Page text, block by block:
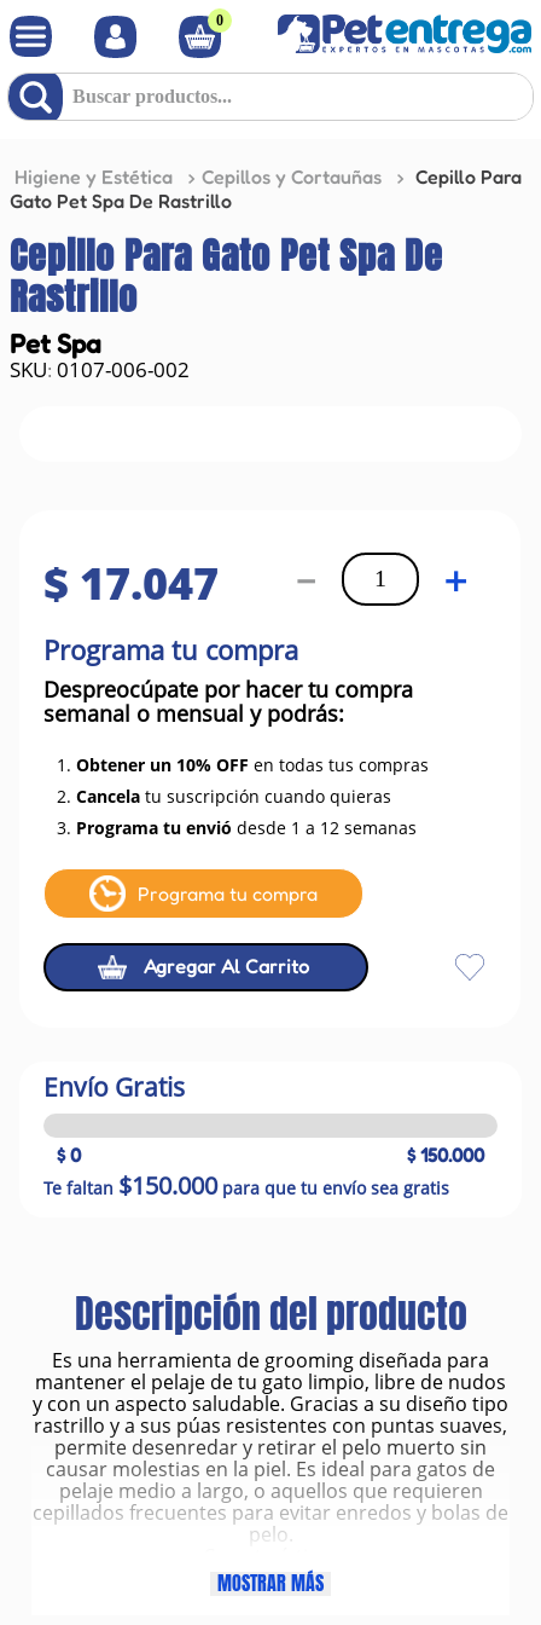
0
Buscar productos...
Higiene y Estética Cepillos y Cortauñas
Cepillo Para
Gato Pet Spa De Rastrillo
Cepillo Para Gato Pet Spa De
Rastrillo
Pet Spa
: 0107-006-002
$ 17.047 ＋
－
Programa tu compra
Despreocúpate por hacer tu compra
semanal o mensual y podrás:
1. Obtener un 10% OFF en todas tus compras
2. Cancela tu suscripción cuando quieras
3. Programa tu envió desde 1 a 12 semanas
Programa tu compra
Agregar Al Carrito
Envío Gratis
$ 0 $ 150.000
Te faltan $150.000para que tu envío sea gratis
Descripción del producto
Es una herramienta de grooming diseñada para
mantener el pelaje de tu gato limpio, libre de nudos
y con un aspecto saludable. Gracias a su diseño tipo
rastrillo y a sus púas resistentes con puntas suaves,
permite desenredar y retirar el pelo muerto sin
causar molestias en la piel. Es ideal para gatos de
pelaje medio a largo, o aquellos que requieren
cepillados frecuentes para evitar enredos y bolas de
pelo.
Diseño tipo rastrillo que penetra con facilidad en
mantos medianos y largos.
MOSTRAR MÁS